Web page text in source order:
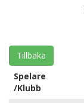
Tillbaka
Spelare
/Klubb